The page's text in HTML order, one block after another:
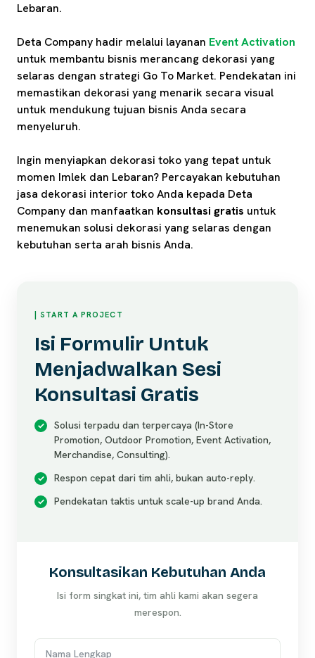
Lebaran.
Deta Company hadir melalui layanan Event Activation
untuk membantu bisnis merancang dekorasi yang
selaras dengan strategi Go To Market. Pendekatan ini
memastikan dekorasi yang menarik secara visual
untuk mendukung tujuan bisnis Anda secara
menyeluruh.
Ingin menyiapkan dekorasi toko yang tepat untuk
momen Imlek dan Lebaran? Percayakan kebutuhan
jasa dekorasi interior toko Anda kepada Deta
Company dan manfaatkan konsultasi gratis untuk
menemukan solusi dekorasi yang selaras dengan
kebutuhan serta arah bisnis Anda.
| START A PROJECT
Isi Formulir Untuk
Menjadwalkan Sesi
Konsultasi Gratis
Solusi terpadu dan terpercaya (In-Store
Promotion, Outdoor Promotion, Event Activation,
Merchandise, Consulting).
Respon cepat dari tim ahli, bukan auto-reply.
Pendekatan taktis untuk scale-up brand Anda.
Konsultasikan Kebutuhan Anda
Isi form singkat ini, tim ahli kami akan segera
merespon.